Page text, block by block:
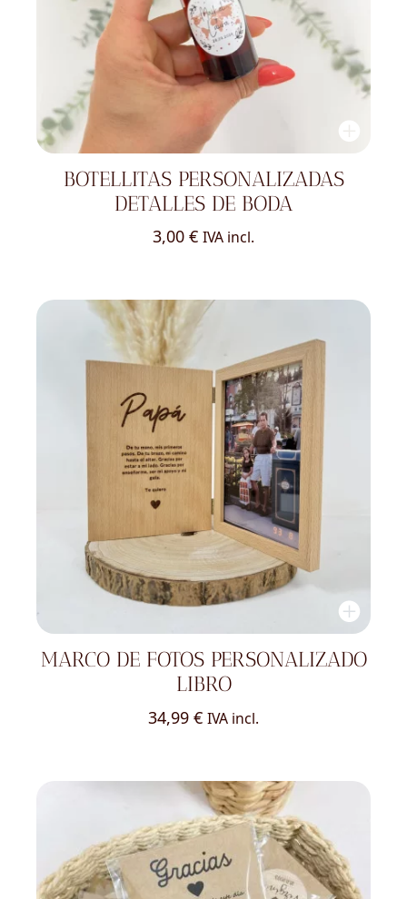
BOTELLITAS PERSONALIZADAS
DETALLES DE BODA
3,00 € IVA incl.
MARCO DE FOTOS PERSONALIZADO
LIBRO
34,99 € IVA incl.